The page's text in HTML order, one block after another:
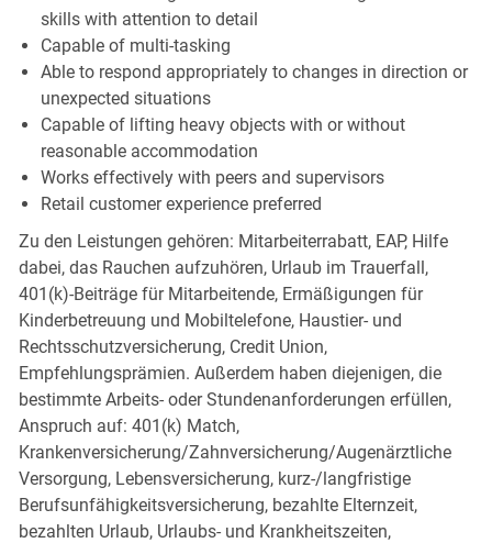
skills with attention to detail
Capable of multi-tasking
Able to respond appropriately to changes in direction or
unexpected situations
Capable of lifting heavy objects with or without
reasonable accommodation
Works effectively with peers and supervisors
Retail customer experience preferred
Zu den Leistungen gehören: Mitarbeiterrabatt, EAP, Hilfe
dabei, das Rauchen aufzuhören, Urlaub im Trauerfall,
401(k)-Beiträge für Mitarbeitende, Ermäßigungen für
Kinderbetreuung und Mobiltelefone, Haustier- und
Rechtsschutzversicherung, Credit Union,
Empfehlungsprämien. Außerdem haben diejenigen, die
bestimmte Arbeits- oder Stundenanforderungen erfüllen,
Anspruch auf: 401(k) Match,
Krankenversicherung/Zahnversicherung/Augenärztliche
Versorgung, Lebensversicherung, kurz-/langfristige
Berufsunfähigkeitsversicherung, bezahlte Elternzeit,
bezahlten Urlaub, Urlaubs- und Krankheitszeiten,